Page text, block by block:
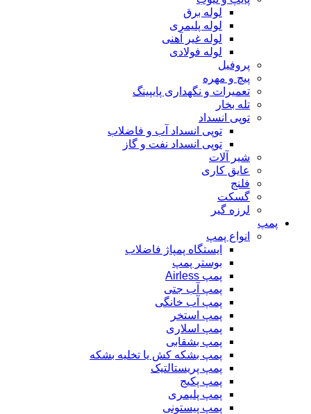
لوله برق
لوله پلیمری
لوله غیر آهنی
لوله فولادی
پروفیل
پیچ و مهره
تعمیرات و نگهداری پایپینگ
تله بخار
توپی انسداد
توپی انسداد آب و فاضلاب
توپی انسداد نفت و گاز
شیر آلات
عایق کاری
فلنج
گسکت
لرزه گیر
پمپ
انواع پمپ
ایستگاه پمپاژ فاضلاب
بوستر پمپ
پمپ Airless
پمپ آب جتی
پمپ آب خانگی
پمپ استخر
پمپ اسلاری
پمپ بشقابی
پمپ بشکه کش یا تخلیه بشکه
پمپ پریستالتیک
پمپ پکیج
پمپ پلیمری
پمپ پیستونی